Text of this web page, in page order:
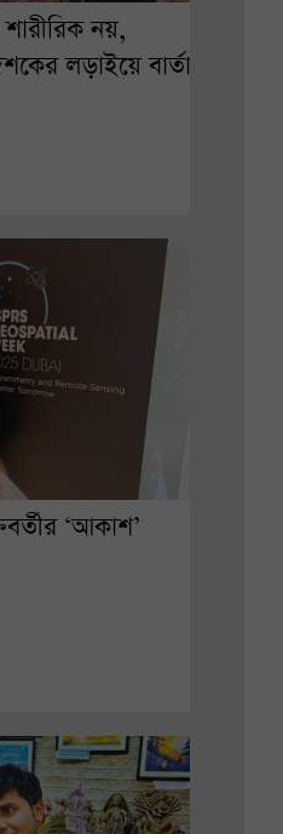
নয়,
লড়াইয়ে বার্তা
‘আকাশ’